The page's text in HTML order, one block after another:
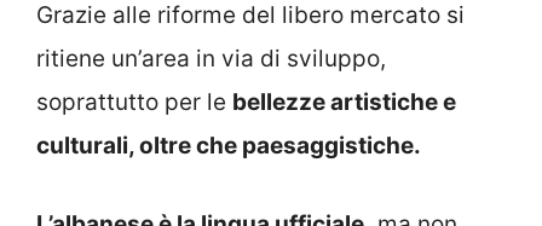
Grazie alle riforme del libero mercato si
ritiene un’area in via di sviluppo,
soprattutto per le bellezze artistiche e
culturali, oltre che paesaggistiche.